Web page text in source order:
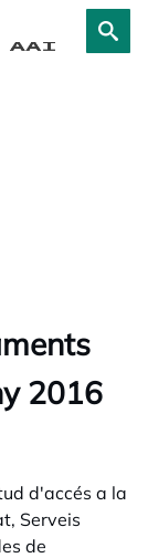
2016
d'accés a la
Serveis
de